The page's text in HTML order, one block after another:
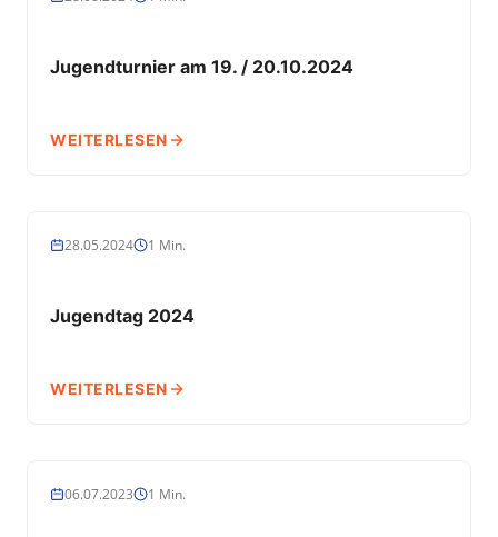
Jugendturnier am 19. / 20.10.2024
WEITERLESEN
JUGEND
28.05.2024 1 Min.
Jugendtag 2024
WEITERLESEN
JUGEND
06.07.2023 1 Min.